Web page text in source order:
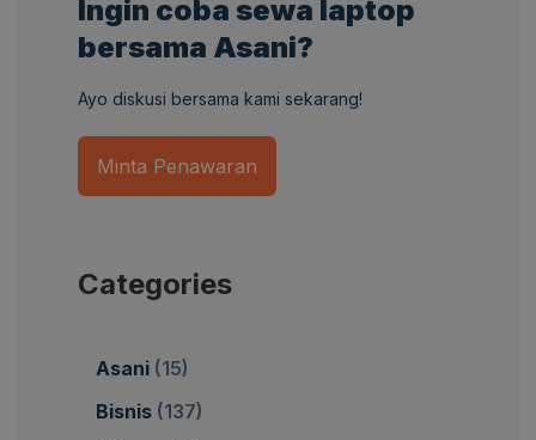
Ingin coba sewa laptop
bersama Asani?
Ayo diskusi bersama kami sekarang!
Minta Penawaran
Categories
Asani (15)
Bisnis (137)